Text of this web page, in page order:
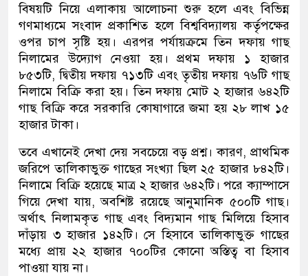
বিষয়টি নিয়ে এলাকায় আলোচনা শুরু হলে এবং বিভিন্ন
গণমাধ্যমে সংবাদ প্রকাশিত হলে বিশ্ববিদ্যালয় কর্তৃপক্ষের
ওপর চাপ সৃষ্টি হয়। এরপর পর্যায়ক্রমে তিন দফায় গাছ
নিলামের উদ্যোগ নেওয়া হয়। প্রথম দফায় ১ হাজার
৮৫৩টি, দ্বিতীয় দফায় ৭১৩টি এবং তৃতীয় দফায় ৭৬টি গাছ
নিলামে বিক্রি করা হয়। তিন দফায় মোট ২ হাজার ৬৪২টি
গাছ বিক্রি করে সরকারি কোষাগারে জমা হয় ২৮ লাখ ১৫
হাজার টাকা।
তবে এখানেই দেখা দেয় সবচেয়ে বড় প্রশ্ন। কারণ, প্রাথমিক
জরিপে তালিকাভুক্ত গাছের সংখ্যা ছিল ২৫ হাজার ৮৪২টি।
নিলামে বিক্রি হয়েছে মাত্র ২ হাজার ৬৪২টি। পরে ক্যাম্পাসে
গিয়ে দেখা যায়, অবশিষ্ট রয়েছে আনুমানিক ৫০০টি গাছ।
অর্থাৎ নিলামকৃত গাছ এবং বিদ্যমান গাছ মিলিয়ে হিসাব
দাঁড়ায় ৩ হাজার ১৪২টি। সে হিসাবে তালিকাভুক্ত গাছের
মধ্যে প্রায় ২২ হাজার ৭০০টির কোনো অস্তিত্ব বা হিসাব
পাওয়া যায় না।